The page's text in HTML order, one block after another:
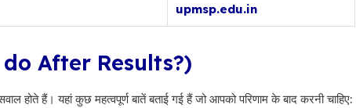
upmsp.edu.in
do After Results?)
हैं। यहां कुछ महत्वपूर्ण बातें बताई गई हैं जो आपको परिणाम के बाद करनी चाहिए: